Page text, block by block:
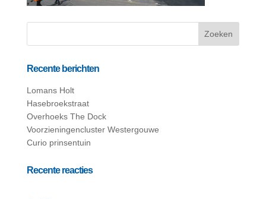
Recente berichten
Lomans Holt
Hasebroekstraat
Overhoeks The Dock
Voorzieningencluster Westergouwe
Curio prinsentuin
Recente reacties